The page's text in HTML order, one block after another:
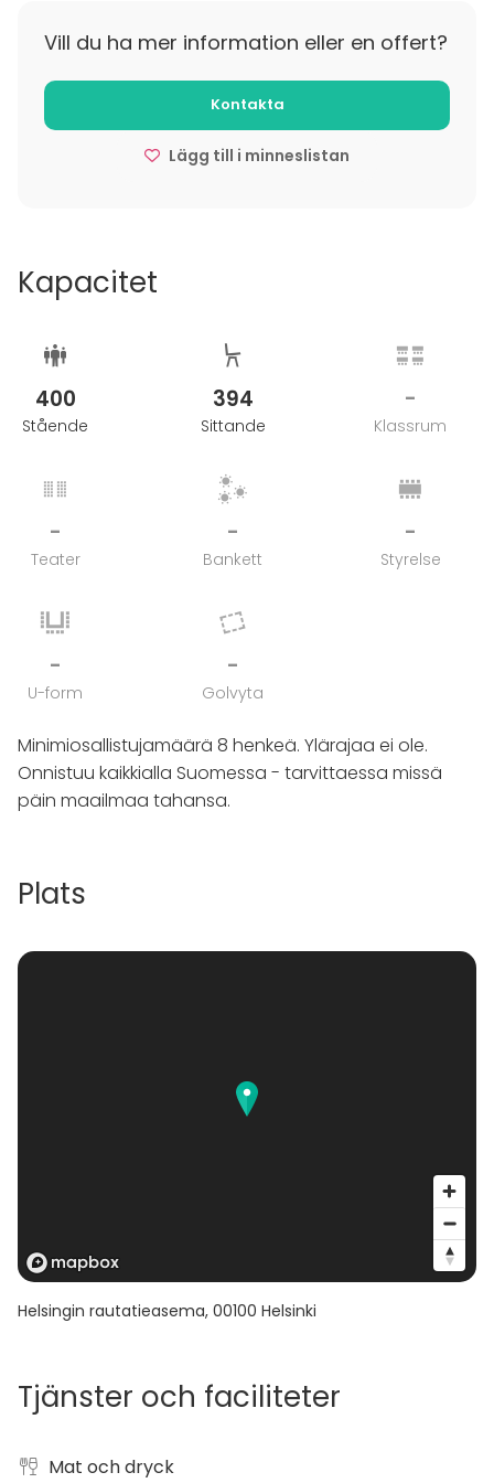
soveltuvan monimuotoisille tiimeille ja ne voidaan
järjestettävästä tapahtumasta etäosallistujia
innostavaksi aktiviteetiksi.
Vill du ha mer information eller en offert?
Kontakta
Lägg till i minneslistan
Kapacitet
400
Stående
394
Sittande
-
Klassrum
-
Teater
-
Bankett
-
Styrelse
-
U-form
-
Golvyta
Minimiosallistujamäärä 8 henkeä. Ylärajaa ei ole.
Onnistuu kaikkialla Suomessa - tarvittaessa missä
päin maailmaa tahansa.
Plats
Helsingin rautatieasema, 00100 Helsinki
Tjänster och faciliteter
Mat och dryck